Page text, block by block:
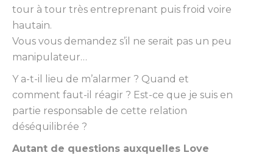
tour à tour très entreprenant puis froid voire
hautain.
Vous vous demandez s’il ne serait pas un peu
manipulateur…
Y a-t-il lieu de m’alarmer ? Quand et
comment faut-il réagir ? Est-ce que je suis en
partie responsable de cette relation
déséquilibrée ?
Autant de questions auxquelles Love